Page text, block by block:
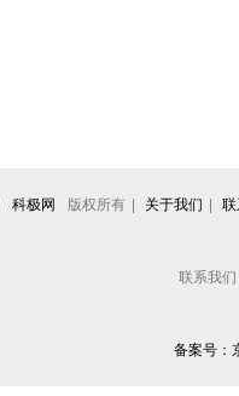
科极网 版权所有 | 关于我们 |
联系我
备案号：